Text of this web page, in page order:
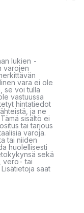
lukien -
varojen
vara ei ole
se voi tulla
vastuussa
hintatiedot
ja ne
sisältö ei
tai tarjous
varoja.
tai niiden
huolellisesti
sekä
vero- tai
saat